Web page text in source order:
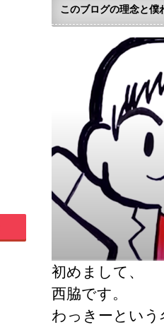
このブログの理念と僕
初めまして、
西脇です。
わっきーとい